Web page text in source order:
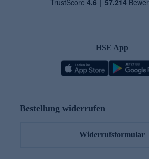
HSE App
Bestellung widerrufen
Widerrufsformular